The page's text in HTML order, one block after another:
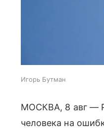
Игорь Бутман
МОСКВА, 8 авг —
человека на